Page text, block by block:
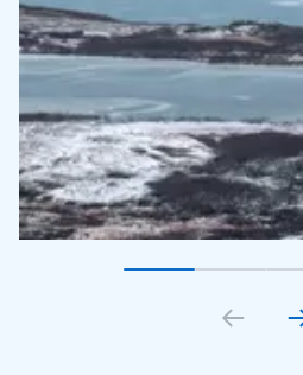
Gå till bildkort1
Gå till